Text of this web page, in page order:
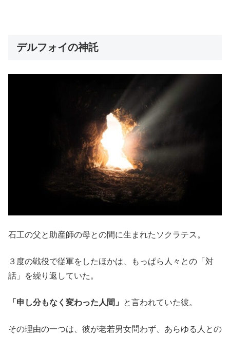
デルフォイの神託
石工の父と助産師の母との間に生まれたソクラテス。
３度の戦役で従軍をしたほかは、もっぱら人々との「対
話」を繰り返していた。
「申し分もなく変わった人間」 と言われていた彼。
その理由の一つは、彼が老若男女問わず、あらゆる人との